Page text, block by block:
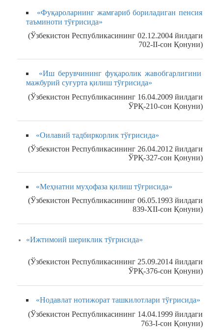
«Фуқароларнинг жамғариб бориладиган пенсия
таъминоти тўғрисида»
(Ўзбекистон Республикасининг 02.12.2004 йилдаги
702-II-сон Қонуни)
«Иш берувчининг фуқаролик жавобгарлигини
мажбурий суғурта қилиш тўғрисида»
(Ўзбекистон Республикасининг 16.04.2009 йилдаги
ЎРҚ-210-сон Қонуни)
«Оилавий тадбиркорлик тўғрисида»
(Ўзбекистон Республикасининг 26.04.2012 йилдаги
ЎРҚ-327-сон Қонуни)
«Меҳнатни муҳофаза қилиш тўғрисида»
(Ўзбекистон Республикасининг 06.05.1993 йилдаги
839-XII-сон Қонуни)
«Ижтимоий шериклик тўғрисида»
(Ўзбекистон Республикасининг 25.09.2014 йилдаги
ЎРҚ-376-сон Қонуни)
«Нодавлат нотижорат ташкилотлари тўғрисида»
(Ўзбекистон Республикасининг 14.04.1999 йилдаги
763-I-сон Қонуни)